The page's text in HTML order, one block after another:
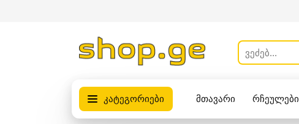
კატეგორიები მთავარი რჩეულები